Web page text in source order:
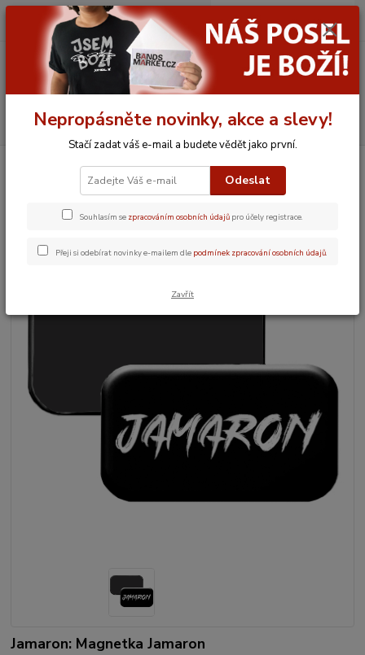
Menu
CZK
Hledat
za0,00 Kč
Magnetka Jamaron
Jamaron: Magnetka Jamaron
Nepropásněte novinky, akce a slevy!
Stačí zadat váš e-mail a budete vědět jako první.
Odeslat
Souhlasím se zpracováním osobních údajů pro účely registrace.
Přeji si odebírat novinky e-mailem dle podmínek zpracování osobních údajů
Zavřít